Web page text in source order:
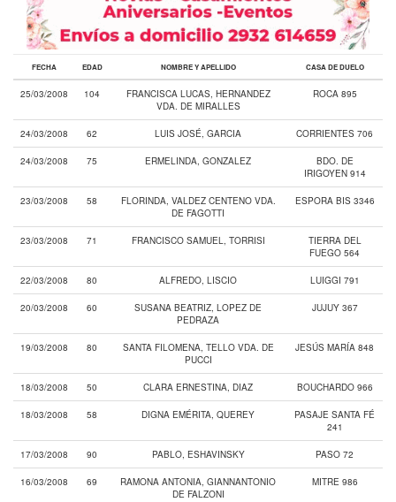
FECHA EDAD NOMBRE Y APELLIDO CASA DE DUELO
25/03/2008 104
FRANCISCA LUCAS, HERNANDEZ
VDA. DE MIRALLES
ROCA 895
24/03/2008 62 LUIS JOSÉ, GARCIA CORRIENTES 706
24/03/2008 75 ERMELINDA, GONZALEZ
BDO. DE
IRIGOYEN 914
23/03/2008 58
FLORINDA, VALDEZ CENTENO VDA.
DE FAGOTTI
ESPORA BIS 3346
23/03/2008 71 FRANCISCO SAMUEL, TORRISI
TIERRA DEL
FUEGO 564
22/03/2008 80 ALFREDO, LISCIO LUIGGI 791
20/03/2008 60
SUSANA BEATRIZ, LOPEZ DE
PEDRAZA
JUJUY 367
19/03/2008 80
SANTA FILOMENA, TELLO VDA. DE
PUCCI
JESÚS MARÍA 848
18/03/2008 50 CLARA ERNESTINA, DIAZ BOUCHARDO 966
18/03/2008 58 DIGNA EMÉRITA, QUEREY
PASAJE SANTA FÉ
241
17/03/2008 90 PABLO, ESHAVINSKY PASO 72
16/03/2008 69
RAMONA ANTONIA, GIANNANTONIO
DE FALZONI
MITRE 986